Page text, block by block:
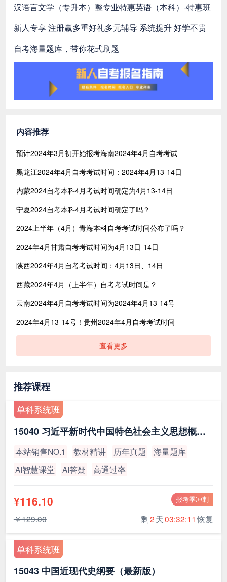
汉语言文学（专升本）整专业特惠英语（本科）-特惠班
新人专享 注册赢多重好礼多元辅导 系统提升 好学不贵
自考海量题库，带你花式刷题
内容推荐
预计2024年3月初开始报考海南​2024年4月自考考试
黑龙江2024年4月自考考试时间：2024年4月13-14日
内蒙2024自考本科4月考试时间确定为4月13-14日
宁夏2024自考本科4月考试时间确定了吗？
2024上半年（4月）青海本科自考考试时间公布了吗？
2024年4月甘肃自考考试时间为4月13日-14日
陕西2024年4月自考考试时间：4月13日、14日
西藏2024年4月（上半年）自考考试时间是？
云南2024年4月自考考试时间为2024年4月13-14号
2024年4月13-14号！贵州2024年4月自考考试时间
查看更多
推荐课程
单科系统班
15040 习近平新时代中国特色社会主义思想概论（最新版）
本站销售NO.1 教材精讲 历年真题
海量题库
AI智慧课堂
AI答疑 高通过率
报考季冲刺
¥116.10
￥129.00 剩2天03:32:11 恢复
单科系统班
15043 中国近现代史纲要（最新版）